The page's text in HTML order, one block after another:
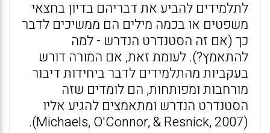
לתלמידים להביע את דבריהם בדיון בחצאי
משפטים או בכמה מילים הם ממשיכים לדבר
כך (אם זה הסטנדרט הנדרש - למה
להתאמץ?). לעומת זאת, אם המורה דורש
בעקביות מהתלמידים לדבר ביחידות דיבור
מורחבות ומפותחות, הם לומדים שזה
הסטנדרט הנדרש ומתאמצים להגיע אליו
(Michaels, O'Connor, & Resnick, 2007).